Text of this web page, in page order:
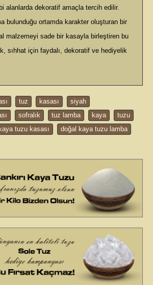
alanlarda dekoratif amaçla tercih edilir.
bulunduğu ortamda karakter oluşturan bir
malzemeyi sade bir kasayla birleştiren bu
sıhhat için faydalı, dekoratif ve hediyelik
tuz kasası siyah
sofralık tuz lamba kaya tuzu
tuzu kasası doğal kaya tuzu lamba